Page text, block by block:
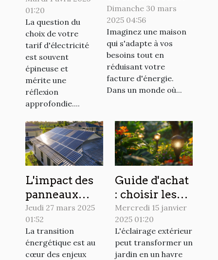
fixe et tarif
indexé pour
votre
électricité
01:20
La question du
choix de votre
tarif d'électricité
est souvent
épineuse et
mérite une
réflexion
approfondie....
économies et
confort grâce
aux systèmes
domotiques
économes en
énergie
Dimanche 30 mars
2025 04:56
Imaginez une maison
qui s'adapte à vos
besoins tout en
réduisant votre
facture d'énergie.
Dans un monde où...
L'impact des
panneaux
solaires sur la
valeur
immobilière
des maisons
Jeudi 27 mars 2025
01:52
La transition
énergétique est au
cœur des enjeux
Guide d'achat
: choisir les
meilleures
lampes
solaires pour
jardin
Mercredi 15 janvier
2025 01:20
L'éclairage extérieur
peut transformer un
jardin en un havre